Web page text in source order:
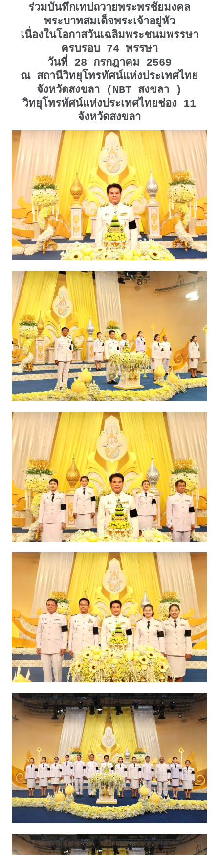
ร่วมบันทึกเทปถวายพระพรชัยมงคล
พระบาทสมเด็จพระเจ้าอยู่หัว
เนื่องในโอกาสวันเฉลิมพระชนมพรรษา
ครบรอบ 74 พรรษา
วันที่ 28 กรกฎาคม 2569
ณ สถานีวิทยุโทรทัศน์แห่งประเทศไทย
จังหวัดสงขลา (NBT สงขลา )
วิทยุโทรทัศน์แห่งประเทศไทยช่อง 11
จังหวัดสงขลา